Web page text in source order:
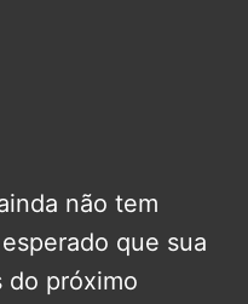
não tem
que sua
do próximo